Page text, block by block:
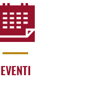
EVENTI